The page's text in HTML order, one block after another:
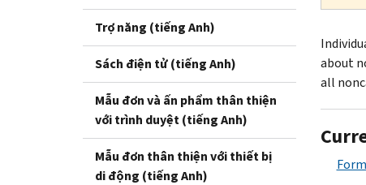
Trợ năng (tiếng Anh)
Sách điện tử (tiếng Anh)
Mẫu đơn và ấn phẩm thân thiện
với trình duyệt (tiếng Anh)
Mẫu đơn thân thiện với thiết bị
di động (tiếng Anh)
about
all